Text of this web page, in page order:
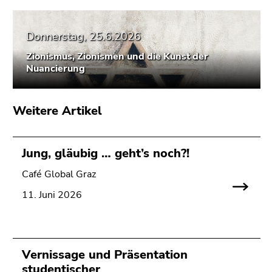
Donnerstag, 25.6.2026
Zionismus, Zionismen und die Kunst der
Nuancierung
Weitere Artikel
Jung, gläubig … geht’s noch?!
Café Global Graz
11. Juni 2026
Vernissage und Präsentation